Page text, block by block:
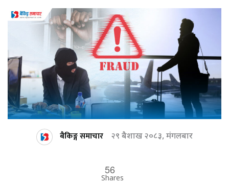
बैकिङ्ग समाचार २९ बैशाख २०८३, मंगलबार
56
Shares